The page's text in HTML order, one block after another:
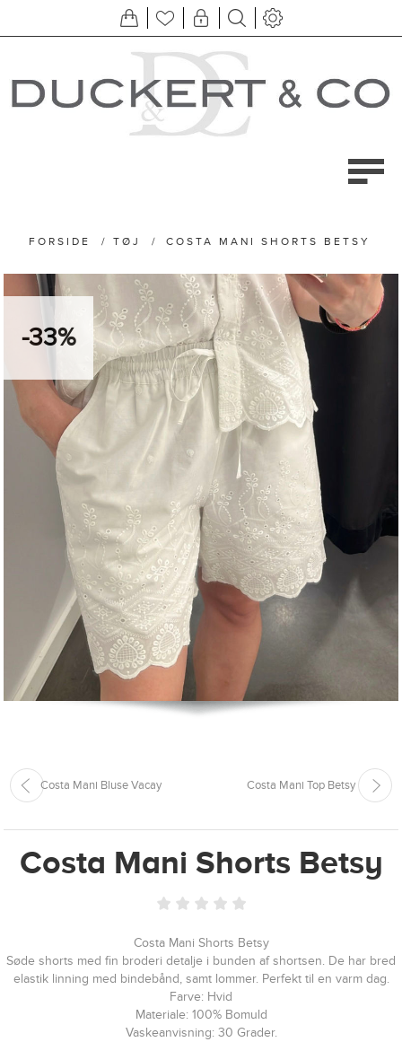
FORSIDE / TØJ / COSTA MANI SHORTS BETSY
-33%
Costa Mani Bluse Vacay Costa Mani Top Betsy
Costa Mani Shorts Betsy
Costa Mani Shorts Betsy
Søde shorts med fin broderi detalje i bunden af shortsen. De har bred
elastik linning med bindebånd, samt lommer. Perfekt til en varm dag.
Farve: Hvid
Materiale: 100% Bomuld
Vaskeanvisning: 30 Grader.